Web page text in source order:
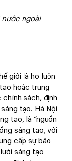
nước ngoài
giới là họ luôn
hoặc trung
chính sách, định
tạo. Hà Nội
tạo, là “nguồn
sáng tạo, với
cấp sự bảo
sáng tạo